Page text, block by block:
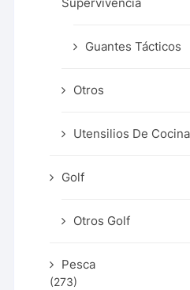
Supervivencia
Guantes Tácticos
Otros
Utensilios De
Golf
Otros Golf
Pesca
(273)